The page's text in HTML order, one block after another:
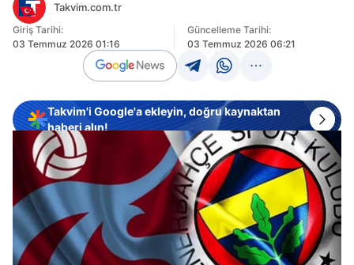
Takvim.com.tr
Giriş Tarihi:
03 Temmuz 2026 01:16
Güncelleme Tarihi:
03 Temmuz 2026 06:21
Takvim'i Google'a ekleyin, doğru kaynaktan
haberi alın!